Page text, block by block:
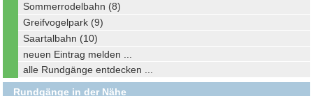
Sommerrodelbahn (8)
Greifvogelpark (9)
Saartalbahn (10)
neuen Eintrag melden ...
alle Rundgänge entdecken ...
Rundgänge in der Nähe